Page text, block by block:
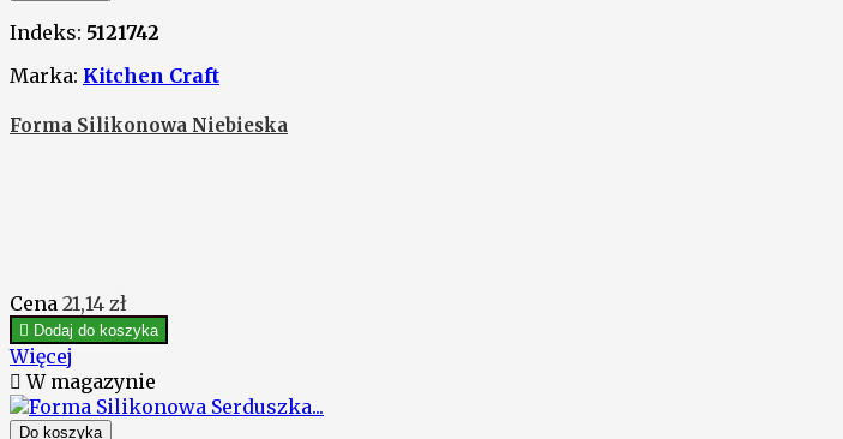
Indeks: 5121742
Marka: Kitchen Craft
Forma Silikonowa Niebieska
Cena 21,14 zł
 Dodaj do koszyka
Więcej
 W magazynie
Do koszyka